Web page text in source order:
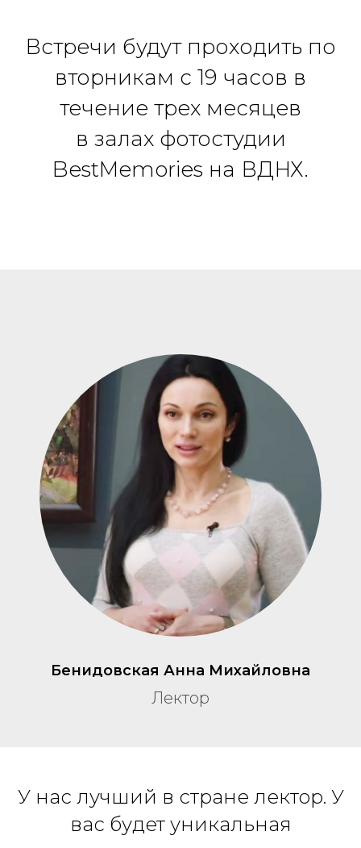
Встречи будут проходить по
вторникам с 19 часов в
течение трех месяцев
в залах фотостудии
BestMemories на ВДНХ.
Бенидовская Анна Михайловна
Лектор
У нас лучший в стране лектор. У
вас будет уникальная